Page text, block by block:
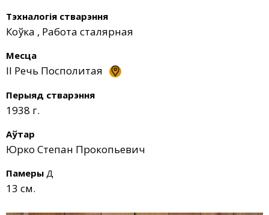
Тэхналогія стварэння
Коўка , Работа сталярная
Месца
II Речь Посполитая
Перыяд стварэння
1938 г.
Аўтар
Юрко Степан Прокопьевич
Памеры Д
13 см.